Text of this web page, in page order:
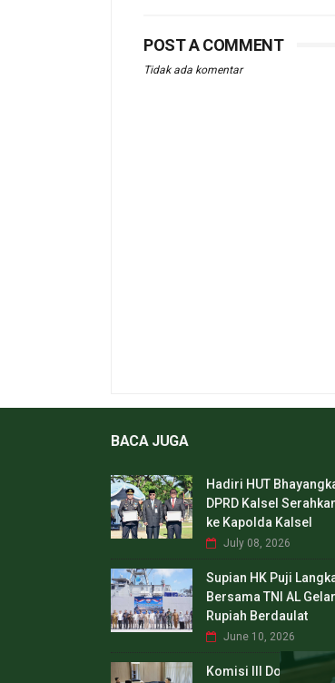
POST A COMMENT
Tidak ada komentar
BACA JUGA
Hadiri HUT
DPRD Kalsel
ke Kapolda Kalsel
July 08, 2026
Supian HK Puji
Bersama TNI AL
Rupiah Berdaulat
June 10, 2026
Komisi III Dorong